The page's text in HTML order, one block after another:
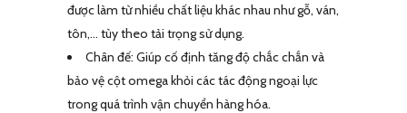
được làm từ nhiều chất liệu khác nhau như gỗ, ván,
tôn,… tùy theo tải trọng sử dụng.
Chân đế: Giúp cố định tăng độ chắc chắn và
bảo vệ cột omega khỏi các tác động ngoại lực
trong quá trình vận chuyển hàng hóa.